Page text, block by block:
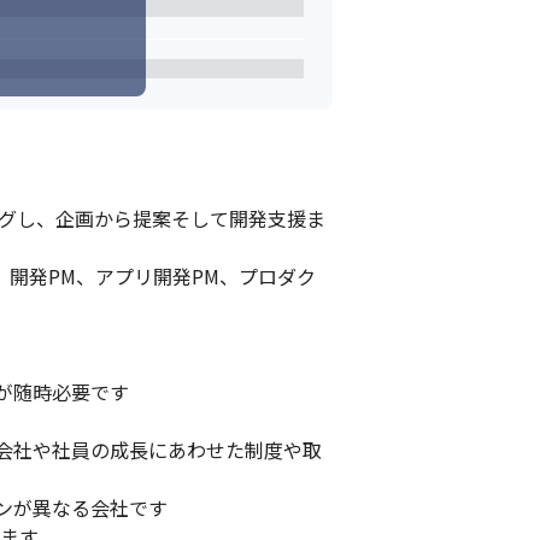
し、企画から提案そして開発支援ま
発PM、アプリ開発PM、プロダク
随時必要です
社や社員の成長にあわせた制度や取
が異なる会社です